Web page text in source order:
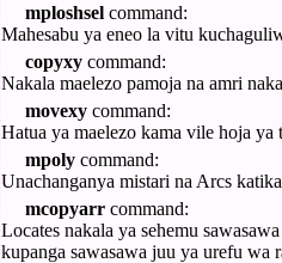
mploshsel command:
Mahesabu ya eneo la vitu
copyxy command:
Nakala maelezo pamoja na amri
movexy command:
Hatua ya maelezo kama vile hoja
mpoly command:
Unachanganya mistari na Arcs
mcopyarr command:
Locates nakala ya sehemu
kupanga sawasawa juu ya urefu